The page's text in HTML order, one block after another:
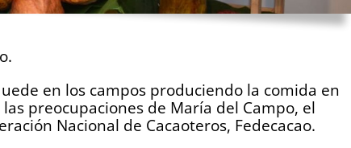
en los campos produciendo la comida en
preocupaciones de María del Campo, el
Nacional de Cacaoteros, Fedecacao.